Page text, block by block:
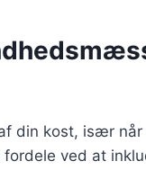
din kost, især
ved at